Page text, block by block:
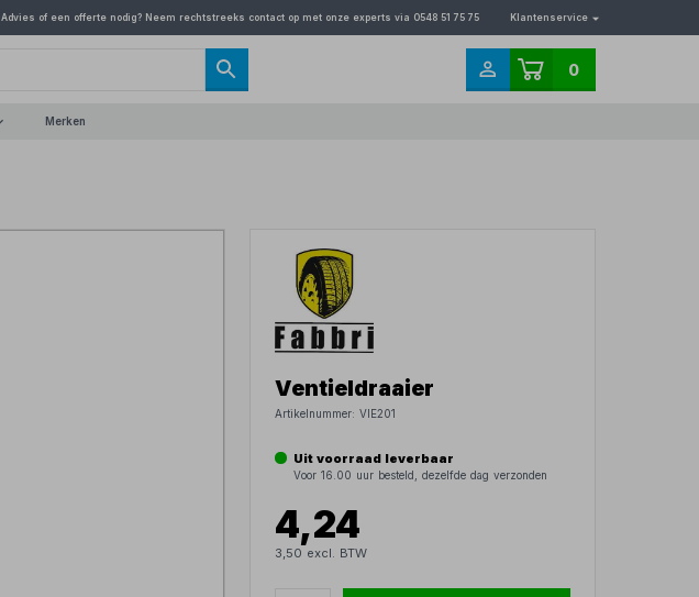
Advies of een offerte nodig? Neem rechtstreeks contact op met onze experts via 0548 51 75 75 Klantenservice
0
Merken
Ventieldraaier
Artikelnummer:VIE201
Uit voorraad leverbaar
Voor 16.00 uur besteld, dezelfde dag verzonden
4,24
3,50 excl. BTW